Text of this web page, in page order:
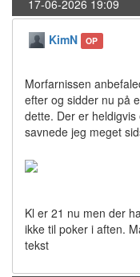
17-06-2026 19:09
KimN OP
Morfarnissen
efter og sidder nu på
dette. Der er
savnede jeg meget
Kl er 21 nu men der
ikke til poker i aften.
tekst